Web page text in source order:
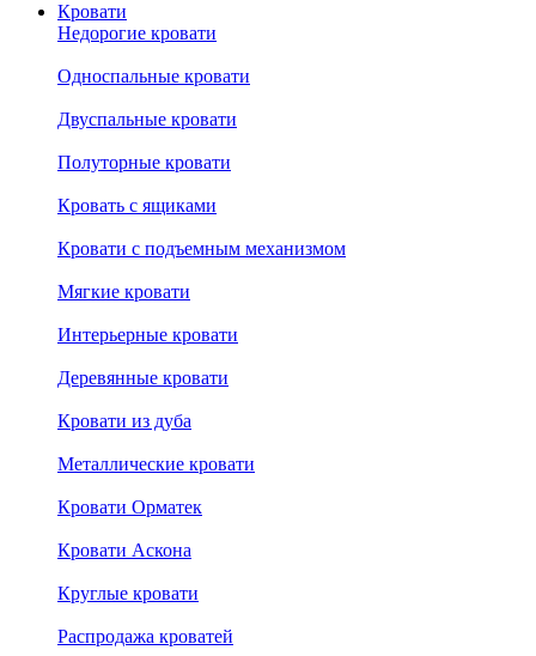
Кровати
Недорогие кровати
Односпальные кровати
Двуспальные кровати
Полуторные кровати
Кровать с ящиками
Кровати с подъемным механизмом
Мягкие кровати
Интерьерные кровати
Деревянные кровати
Кровати из дуба
Металлические кровати
Кровати Орматек
Кровати Аскона
Круглые кровати
Распродажа кроватей